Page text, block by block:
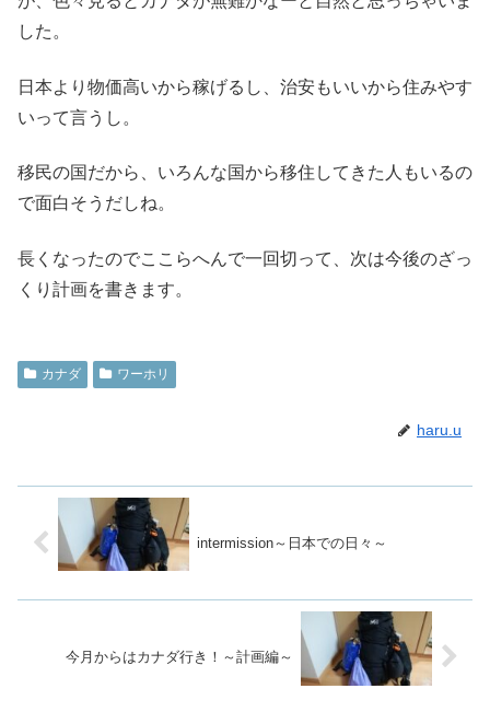
した。
日本より物価高いから稼げるし、治安もいいから住みやす
いって言うし。
移民の国だから、いろんな国から移住してきた人もいるの
で面白そうだしね。
長くなったのでここらへんで一回切って、次は今後のざっ
くり計画を書きます。
カナダ ワーホリ
haru.u
intermission～日本での日々～
今月からはカナダ行き！～計画編～